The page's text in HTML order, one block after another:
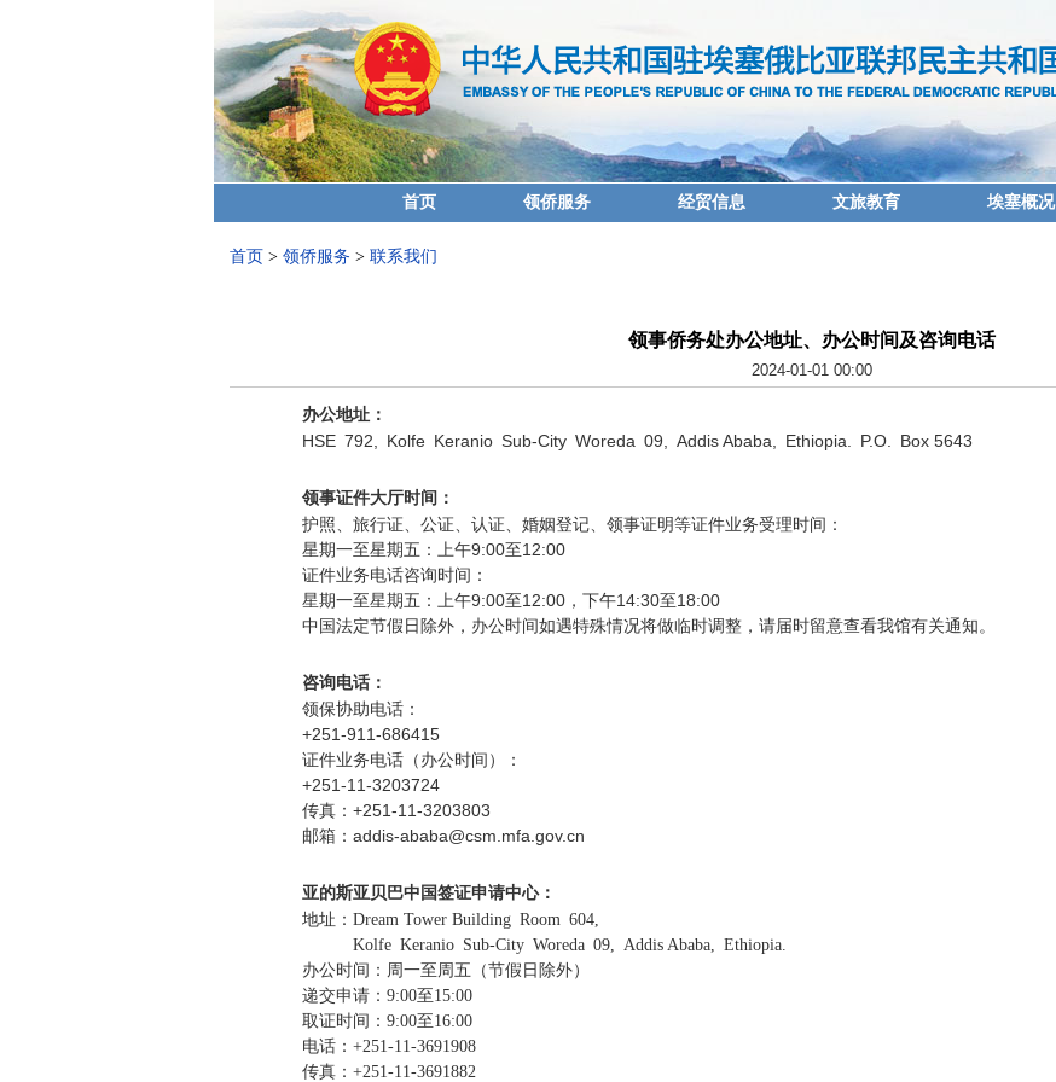
首页 领侨服务 经贸信息 文旅教育 埃塞概况
首页 > 领侨服务 > 联系我们
领事侨务处办公地址、办公时间及咨询电话
2024-01-01 00:00
办公地址：
HSE 792, Kolfe Keranio Sub-City Woreda 09, Addis Ababa, Ethiopia. P.O. Box 5643
领事证件大厅时间：
护照、旅行证、公证、认证、婚姻登记、领事证明等证件业务受理时间：
星期一至星期五：上午9:00至12:00
证件业务电话咨询时间：
星期一至星期五：上午9:00至12:00，下午14:30至18:00
中国法定节假日除外，办公时间如遇特殊情况将做临时调整，请届时留意查看我馆有关通知。
咨询电话：
领保协助电话：
+251-911-686415
证件业务电话（办公时间）：
+251-11-3203724
传真：+251-11-3203803
邮箱：addis-ababa@csm.mfa.gov.cn
亚的斯亚贝巴中国签证申请中心：
地址：Dream Tower Building Room 604,
Kolfe Keranio Sub-City Woreda 09, Addis Ababa, Ethiopia.
办公时间：周一至周五（节假日除外）
递交申请：9:00至15:00
取证时间：9:00至16:00
电话：+251-11-3691908
传真：+251-11-3691882